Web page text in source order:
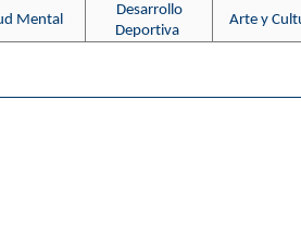
Mental
Desarrollo
Deportiva
Arte y
de Atención al Cliente
Campus Estadio: CR 70 # 52-49